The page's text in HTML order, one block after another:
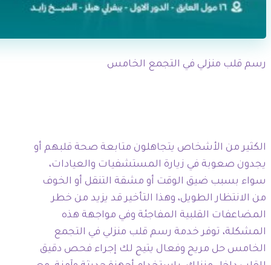
رسم قلب منزلي في التجمع الخامس
الكثير من الأشخاص يتجاهلون متابعة صحة قلبهم أو
يجدون صعوبة في زيارة المستشفيات والعيادات،
سواء بسبب ضيق الوقت أو مشقة التنقل أو الخوف
من الانتظار الطويل، وهذا التأخير قد يزيد من خطر
المضاعفات القلبية المفاجئة وفي مواجهة هذه
المشكلة، توفر خدمة رسم قلب منزلي في التجمع
الخامس حل مريح وفعال يتيح لك إجراء فحص دقيق